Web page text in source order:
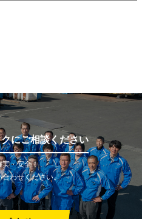
にご相談ください
実・安全！
合わせください。